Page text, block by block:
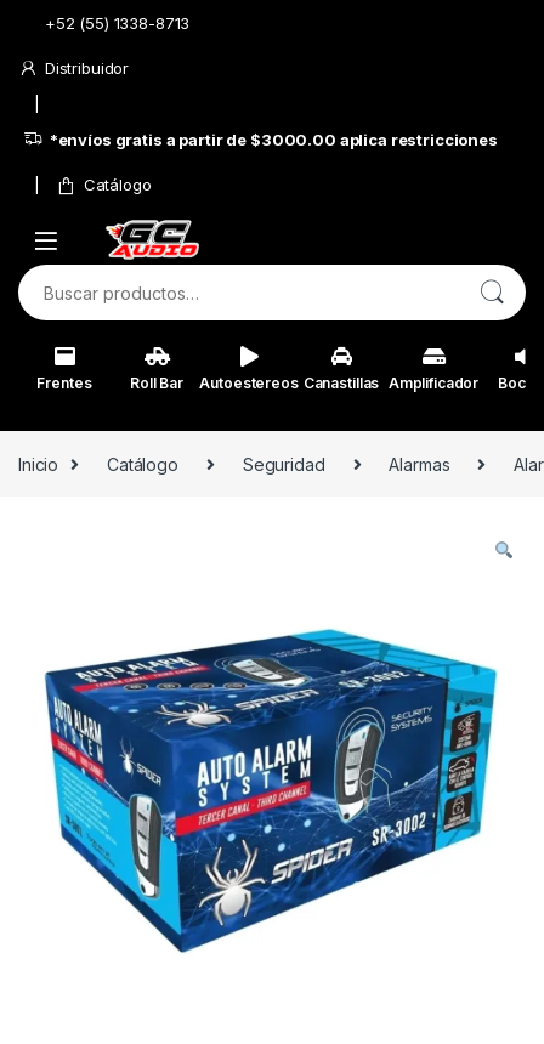
Skip to navigation
Skip to content
+52 (55) 1338-8713
Distribuidor
*envíos gratis a partir de $3000.00 aplica restricciones
Catálogo
Buscar por:
Frentes Roll Bar Autoestereos Canastillas Amplificador
Inicio Catálogo Seguridad Alarmas